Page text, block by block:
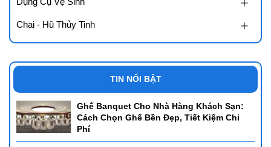
Lạc, Q. Bình Tân, TP. Hồ Chí Minh.
Hotline: 0905 880 131
Chai - Hũ Thủy Tinh
TIN NỔI BẬT
Ghế Banquet Cho Nhà Hàng Khách Sạn:
Cách Chọn Ghế Bền Đẹp, Tiết Kiệm Chi
Phí